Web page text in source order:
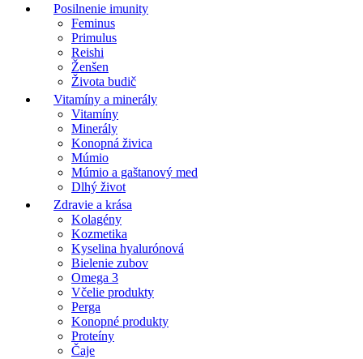
Posilnenie imunity
Feminus
Primulus
Reishi
Ženšen
Života budič
Vitamíny a minerály
Vitamíny
Minerály
Konopná živica
Múmio
Múmio a gaštanový med
Dlhý život
Zdravie a krása
Kolagény
Kozmetika
Kyselina hyalurónová
Bielenie zubov
Omega 3
Včelie produkty
Perga
Konopné produkty
Proteíny
Čaje